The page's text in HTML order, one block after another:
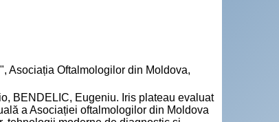
Asociația Oftalmologilor din Moldova,
BENDELIC, Eugeniu. Iris plateau evaluat
a Asociației oftalmologilor din Moldova